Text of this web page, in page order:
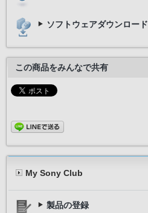
ソフトウェアダウンロード
この商品をみんなで共有
My Sony Club
製品の登録